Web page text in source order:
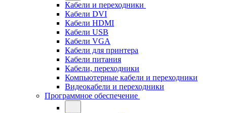
Кабели и переходники
Кабели DVI
Кабели HDMI
Кабели USB
Кабели VGA
Кабели для принтера
Кабели питания
Кабели, переходники
Компьютерные кабели и переходники
Видеокабели и переходники
Программное обеспечение